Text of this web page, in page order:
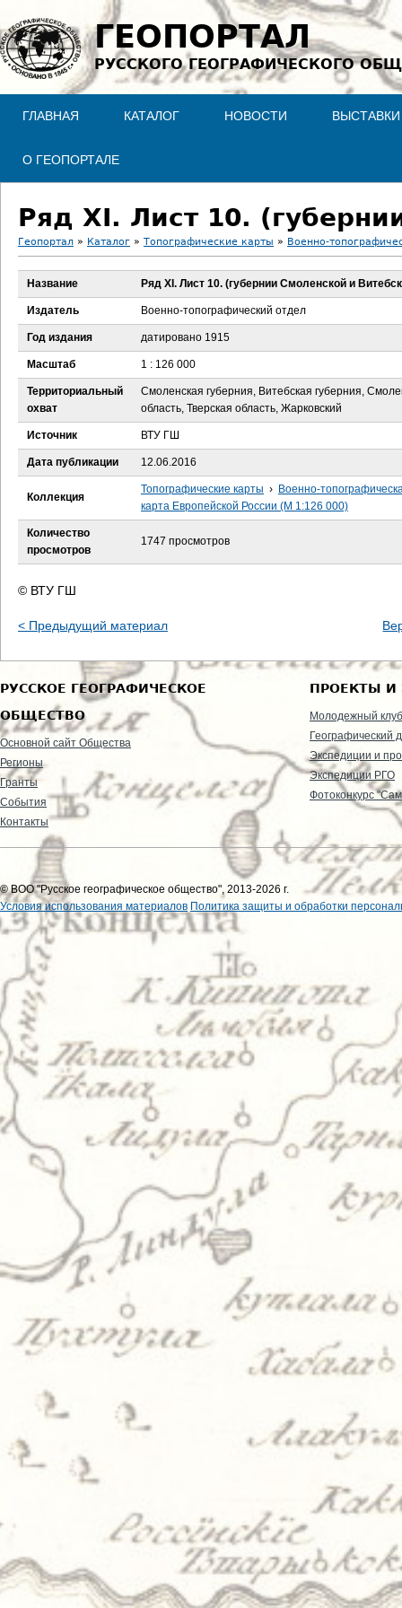
Jump to navigation
ГЕОПОРТАЛ
РУССКОГО ГЕОГРАФИЧЕСКОГО
ГЛАВНАЯ КАТАЛОГ НОВОСТИ ВЫСТАВКИ
О ГЕОПОРТАЛЕ
Ряд XI. Лист 10.
В
ы
д
е
с
ь
Геопортал » Каталог » Топографические карты » Военно-
Название Ряд XI. Лист 10. (губернии Смоленской и
Издатель Военно-топографический отдел
Год издания датировано 1915
Масштаб 1 : 126 000
Территориальный
охват
Смоленская губерния, Витебская губерния,
область, Тверская область, Жарковский
Источник ВТУ ГШ
Дата публикации 12.06.2016
Коллекция
Топографические карты › Военно-
карта Европейской России (М 1:126 000)
Количество
просмотров
1747 просмотров
© ВТУ ГШ
< Предыдущий материал
РУССКОЕ ГЕОГРАФИЧЕСКОЕ
ОБЩЕСТВО
Основной сайт Общества
Регионы
Гранты
События
Контакты
ПРОЕКТЫ И
Молодежный клуб
Географический
Экспедиции и
Экспедиции РГО
Фотоконкурс
© ВОО "Русское географическое общество", 2013-2026 г.
Условия использования материалов Политика защиты и обработки